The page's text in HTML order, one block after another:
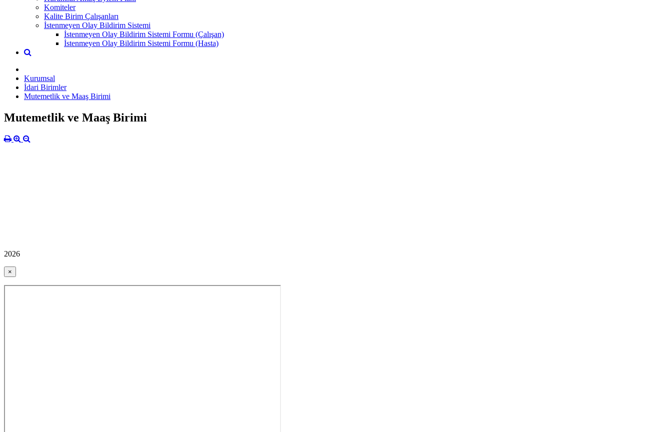
Komiteler
Kalite Birim Çalışanları
İstenmeyen Olay Bildirim Sistemi
İstenmeyen Olay Bildirim Sistemi Formu (Çalışan)
İstenmeyen Olay Bildirim Sistemi Formu (Hasta)
Kurumsal
İdari Birimler
Mutemetlik ve Maaş Birimi
Mutemetlik ve Maaş Birimi
2026
×